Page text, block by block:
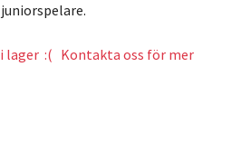
lager :( Kontakta oss för mer